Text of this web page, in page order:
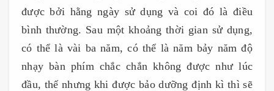
được bởi hằng ngày sử dụng và coi đó là điều
bình thường. Sau một khoảng thời gian sử dụng,
có thể là vài ba năm, có thể là năm bảy năm độ
nhạy bàn phím chắc chắn không được như lúc
đầu, thế nhưng khi được bảo dưỡng định kì thì sẽ